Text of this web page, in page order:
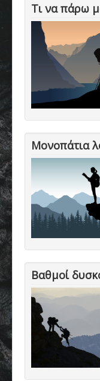
Τι να πάρω
Μονοπάτια
Βαθμοί